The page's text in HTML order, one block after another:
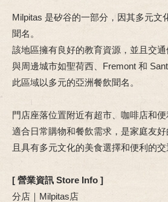
Milpitas 是矽谷的一部分，因其多元文
聞名。
該地區擁有良好的教育資源，並且交通
與周邊城市如聖荷西、Fremont 和
此區域以多元的亞洲餐飲聞名。
門店座落位置附近有超市、咖啡店和便
適合日常購物和餐飲需求，是家庭友好
且具有多元文化的美食選擇和便利的交
[ 營業資訊 Store Info ]
分店｜Milpitas店